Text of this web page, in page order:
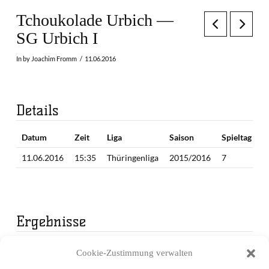
Cookie-Zustimmung verwalten
Tchoukolade Urbich —
SG Urbich I
In by Joachim Fromm 11.06.2016
Details
Datum Zeit Liga Saison
Spieltag
11.06.2016
15:35 Thüringenliga 2015/2016 7
Ergebnisse
1. Periode 2. Periode
Endergebnis